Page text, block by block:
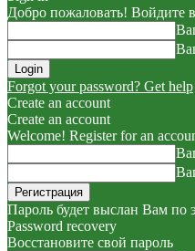
Добро пожаловать! Войдите
Forgot your password? Get help
Create an account
Create an account
Welcome! Register for an
Пароль будет выслан Вам по
Password recovery
Восстановите свой пароль